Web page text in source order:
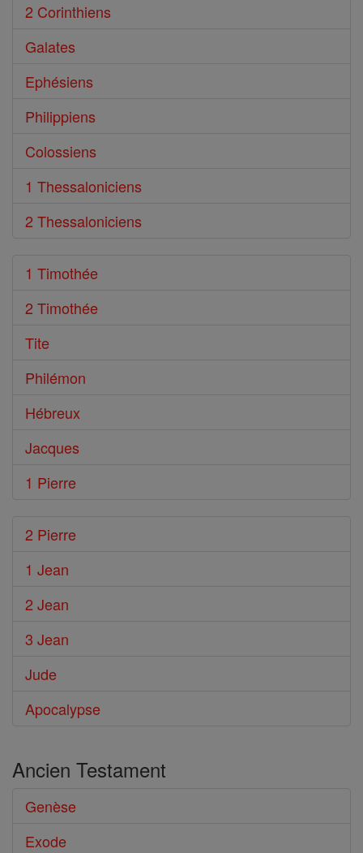
2 Corinthiens
Galates
Ephésiens
Philippiens
Colossiens
1 Thessaloniciens
2 Thessaloniciens
1 Timothée
2 Timothée
Tite
Philémon
Hébreux
Jacques
1 Pierre
2 Pierre
1 Jean
2 Jean
3 Jean
Jude
Apocalypse
Ancien Testament
Genèse
Exode